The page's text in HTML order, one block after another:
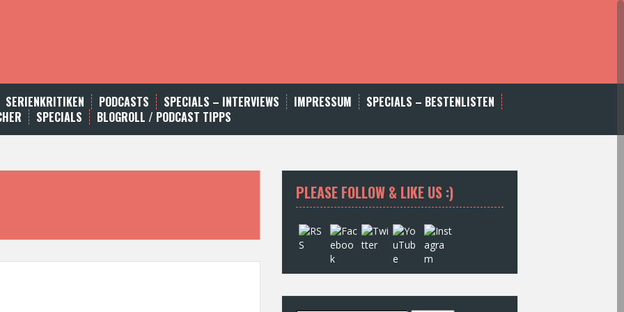
SERIENKRITIKEN PODCASTS SPECIALS – INTERVIEWS IMPRESSUM
SPECIALS – BESTENLISTEN
SPECIALS BLOGROLL / PODCAST TIPPS
PLEASE FOLLOW & LIKE US :)